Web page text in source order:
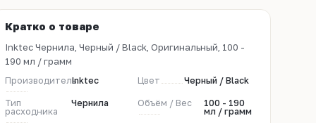
Кратко о товаре
Inktec Чернила, Черный / Black, Оригинальный, 100 -
190 мл / грамм
ПроизводительInktec Цвет Черный / Black
Тип
расходника
Чернила Объём / Вес
100 - 190
мл / грамм